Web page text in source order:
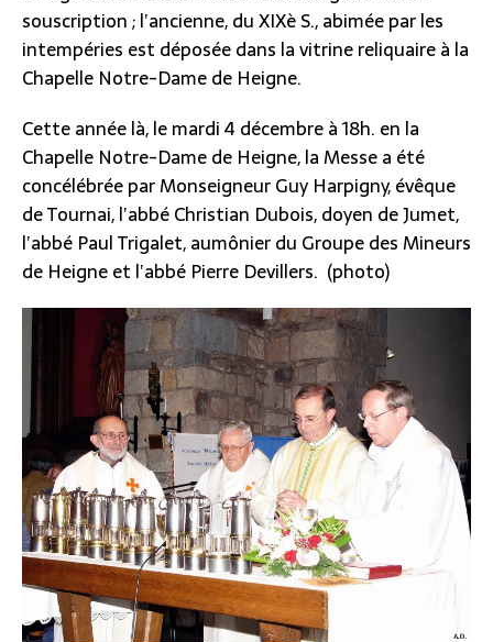
souscription ; l’ancienne, du XIXè S., abimée par les
intempéries est déposée dans la vitrine reliquaire à la
Chapelle Notre-Dame de Heigne.
Cette année là, le mardi 4 décembre à 18h. en la
Chapelle Notre-Dame de Heigne, la Messe a été
concélébrée par Monseigneur Guy Harpigny, évêque
de Tournai, l’abbé Christian Dubois, doyen de Jumet,
l’abbé Paul Trigalet, aumônier du Groupe des Mineurs
de Heigne et l’abbé Pierre Devillers. (photo)